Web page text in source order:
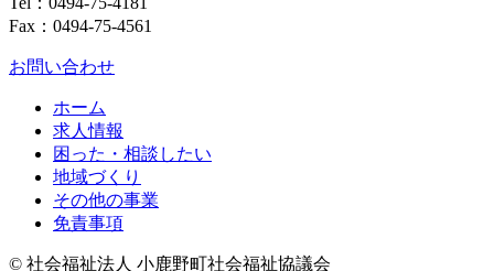
Fax：0494-75-4561
お問い合わせ
ホーム
求人情報
困った・相談したい
地域づくり
その他の事業
免責事項
© 社会福祉法人 小鹿野町社会福祉協議会